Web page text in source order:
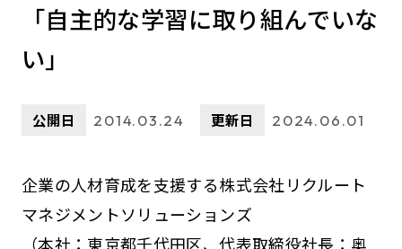
「自主的な学習に取り組んでいな
い」
公開日 2014.03.24 更新日 2024.06.01
企業の人材育成を支援する株式会社リクルート
マネジメントソリューションズ
（本社：東京都千代田区、代表取締役社長：奥